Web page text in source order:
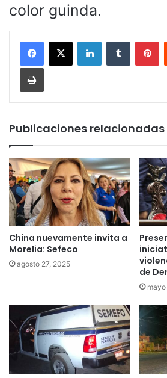
color guinda.
LinkedInTumblr
Imprimir
Publicaciones relacionadas
China nuevamente invita a
Morelia: Sefeco
agosto 27, 2025
de